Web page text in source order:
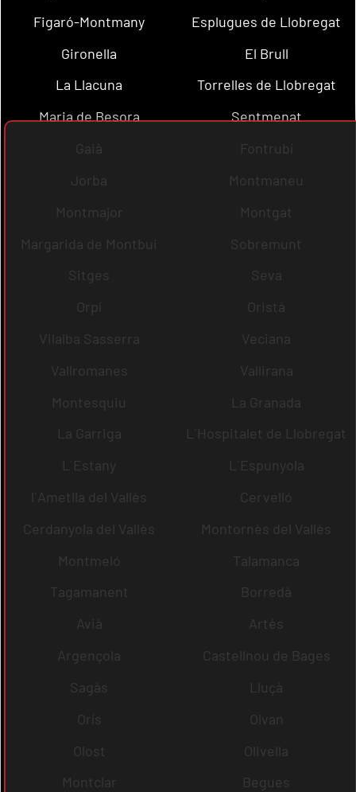
Figaró-Montmany
Esplugues de Llobregat
Gironella
El Brull
La Llacuna
Torrelles de Llobregat
Maria de Besora
Sentmenat
Gaià
Fontrubí
Jorba
Montmaneu
Montmajor
Montgat
Margarida de Montbui
Sobremunt
Sitges
Seva
Orpí
Oristà
Vilalba Sasserra
Veciana
Vallromanes
Vallirana
Montesquiu
La Granada
La Garriga
L´Hospitalet de Llobregat
L´Estany
L´Espunyola
l´Ametlla del Vallès
Cervelló
Cerdanyola del Vallès
Montornès del Vallès
Montmeló
Talamanca
Tagamanent
Borredà
Avià
Artés
Argençola
Castellnou de Bages
Sagàs
Lluçà
Orís
Olvan
Olost
Olivella
Montclar
Begues